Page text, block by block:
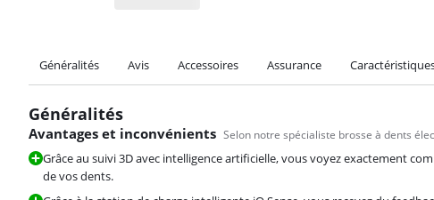
Généralités Avis Accessoires Assurance
Généralités
Avantages et inconvénients Selon notre spécialiste brosse à dents
Grâce au suivi 3D avec intelligence artificielle, vous voyez exactement
de vos dents.